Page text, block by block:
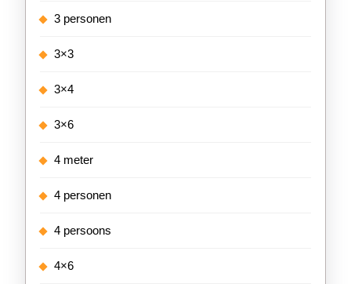
3 personen
3×3
3×4
3×6
4 meter
4 personen
4 persoons
4×6